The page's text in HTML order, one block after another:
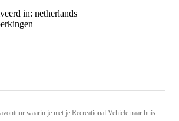
in: netherlands
waarin je met je Recreational Vehicle naar huis